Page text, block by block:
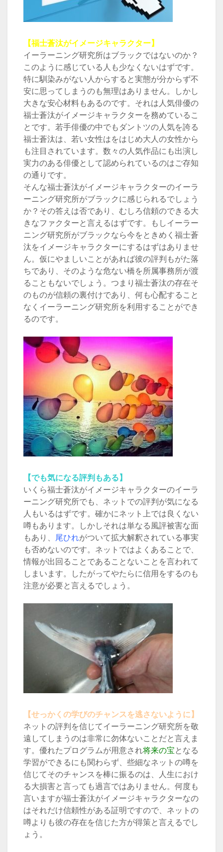
【福士蒼汰がイメージキャラクター】
イーラーニング研究所はブラックではないのか？
このように感じている人も少なくないはずです。
特に馴染みがない人からすると実態が分からず不
安に思ってしまうのも無理はありません。しかし
大きな安心材料もあるのです。それは人気俳優の
福士蒼汰がイメージキャラクターを務めているこ
とです。若手俳優の中でもダントツの人気を誇る
福士蒼汰は、若い女性はをはじめ大人の女性から
も注目されています。数々の人気作品にも出演し
実力のある俳優として認められているのはご存知
の通りです。
そんな福士蒼汰がイメージキャラクターのイーラ
ーニング研究所がブラックに感じられるでしょう
か？その答えは否であり、むしろ信頼のできる大
きなファクターと言えるはずです。もしイーラー
ニング研究所がブラックなら今をときめく福士蒼
汰をイメージキャラクターにするはずはありませ
ん。仮にやましいことがあれば彼の評判もがた落
ちであり、そのような危ない橋を所属事務所が渡
ることもないでしょう。つまり福士蒼汰の存在そ
のものが信頼の裏付けであり、何も心配すること
なくイーラーニング研究所を利用することができ
るのです。
【でも気になる評判もある】
いくら福士蒼汰がイメージキャラクターのイーラ
ーニング研究所でも、ネットでの評判が気になる
人もいるはずです。確かにネット上では良くない
噂もあります。しかしそれは単なる風評被害な面
もあり、 尾ひれがついて拡大解釈されている事実
も否めないのです。ネットではよくあることで、
情報が出回ることであることないことを言われて
しまいます。したがってやたらに信用をするのも
注意が必要と言えるでしょう。
【せっかくの学びのチャンスを逃さないように】
ネットの評判を信じてイーラーニング研究所を敬
遠してしまうのは非常に勿体ないことだと言えま
す。優れたプログラムが用意され将来の宝となる
学習ができるにも関わらず、些細なネットの噂を
信じてそのチャンスを棒に振るのは、人生におけ
る大損害と言っても過言ではありません。何度も
言いますが福士蒼汰がイメージキャラクターなの
はそれだけ信頼性がある証明ですので、ネットの
噂よりも彼の存在を信じた方が得策と言えるでし
ょう。